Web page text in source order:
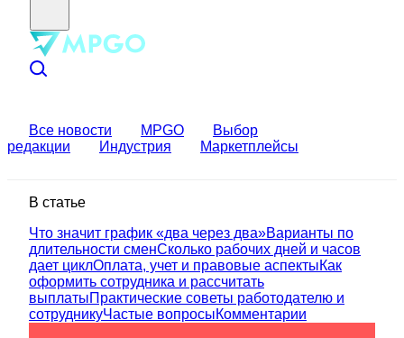
Все новости MPGO
Выбор
редакции
Индустрия Маркетплейсы
В статье
Что значит график «два через два»Варианты по
длительности сменСколько рабочих дней и часов
дает циклОплата, учет и правовые аспектыКак
оформить сотрудника и рассчитать
выплатыПрактические советы работодателю и
сотрудникуЧастые вопросыКомментарии